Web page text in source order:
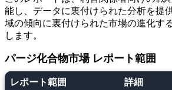
能し、データに裏付けられた分析を提
域の傾向に裏付けられた市場の進化す
します。
パージ化合物市場 レポート範囲
レポート範囲 詳細